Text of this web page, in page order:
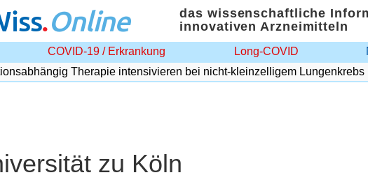
.Online
das wissenschaftliche
innovativen Arzneimitteln
COVID-19 / Erkrankung Long-COVID
Therapie intensivieren bei nicht-kleinzelligem Lungenkrebs
zu Köln